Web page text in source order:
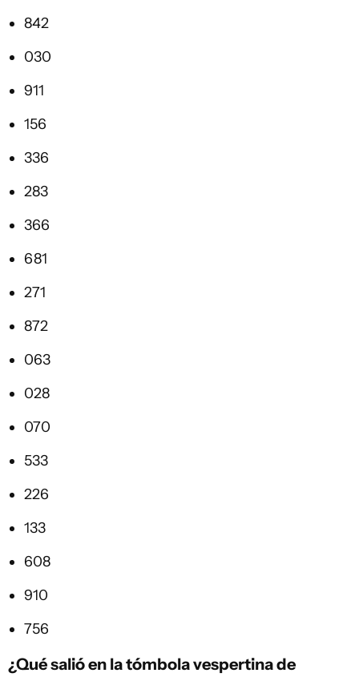
842
030
911
156
336
283
366
681
271
872
063
028
070
533
226
133
608
910
756
¿Qué salió en la tómbola vespertina de